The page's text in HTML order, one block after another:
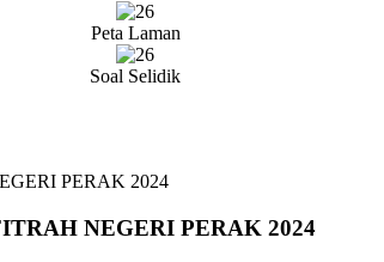
Peta Laman
Soal Selidik
PERAK 2024
NEGERI PERAK 2024